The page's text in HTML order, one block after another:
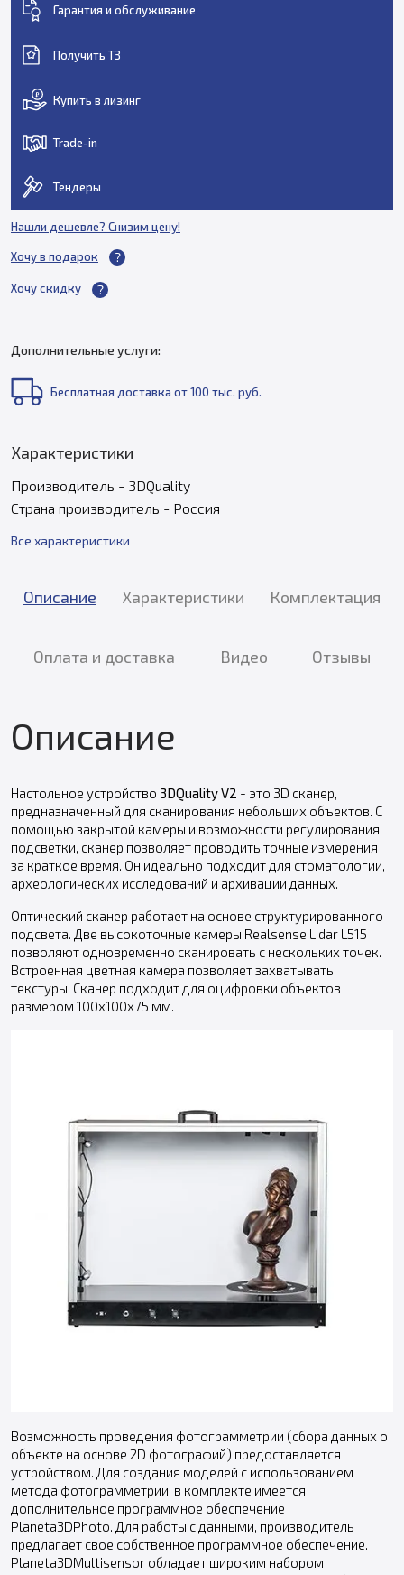
Гарантия и обслуживание
Получить ТЗ
Купить в лизинг
Trade-in
Тендеры
Нашли дешевле? Снизим цену!
Хочу в подарок
Хочу скидку
Дополнительные услуги:
Бесплатная доставка от 100 тыс. руб.
Характеристики
Производитель - 3DQuality
Страна производитель - Россия
Все характеристики
Описание Характеристики Комплектация
Оплата и доставка Видео Отзывы
Описание
Настольное устройство 3DQuality V2 - это 3D сканер,
предназначенный для сканирования небольших объектов. С
помощью закрытой камеры и возможности регулирования
подсветки, сканер позволяет проводить точные измерения
за краткое время. Он идеально подходит для стоматологии,
археологических исследований и архивации данных.
Оптический сканер работает на основе структурированного
подсвета. Две высокоточные камеры Realsense Lidar L515
позволяют одновременно сканировать с нескольких точек.
Встроенная цветная камера позволяет захватывать
текстуры. Сканер подходит для оцифровки объектов
размером 100х100х75 мм.
Возможность проведения фотограмметрии (сбора данных о
объекте на основе 2D фотографий) предоставляется
устройством. Для создания моделей с использованием
метода фотограмметрии, в комплекте имеется
дополнительное программное обеспечение
Planeta3DPhoto. Для работы с данными, производитель
предлагает свое собственное программное обеспечение.
Planeta3DMultisensor обладает широким набором